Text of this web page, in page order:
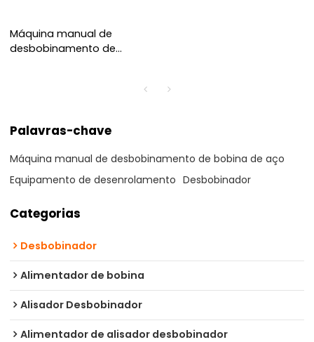
Máquina manual de
desbobinamento de
Palavras-chave
Máquina manual de desbobinamento de bobina de aço
Equipamento de desenrolamento Desbobinador
Categorias
Desbobinador
Alimentador de bobina
Alisador Desbobinador
Alimentador de alisador desbobinador